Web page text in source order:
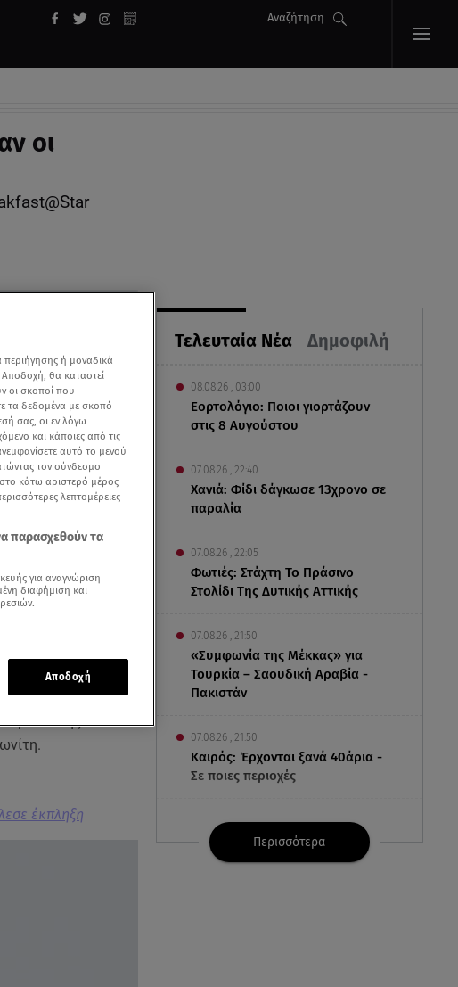
Αναζήτηση
οι
Τελευταία Νέα Δημοφιλή
08.08.26 , 03:00
Εορτολόγιο: Ποιοι γιορτάζουν
στις 8 Αυγούστου
07.08.26 , 22:40
Χανιά: Φίδι δάγκωσε 13χρονο σε
παραλία
07.08.26 , 22:05
Φωτιές: Στάχτη Το Πράσινο
Στολίδι Της Δυτικής Αττικής
07.08.26 , 21:50
«Συμφωνία της Μέκκας» για
Τουρκία – Σαουδική Αραβία -
Πακιστάν
07.08.26 , 21:50
Καιρός: Έρχονται ξανά 40άρια -
Σε ποιες περιοχές
07.08.26 , 21:32
Κρήτη: Τουρίστας ρωτούσε
πόσο να πληρώσει για να
Περισσότερα
το
έκπληξη
ή μοναδικά
Αποδοχή, θα καταστεί
οι σκοποί που
τα δεδομένα με σκοπό
σας, οι εν λόγω
και κάποιες από τις
αυτό το μενού
τον σύνδεσμο
κάτω αριστερό μέρος
λεπτομέρειες
παρασχεθούν τα
για αναγνώριση
διαφήμιση και
Αποδοχή